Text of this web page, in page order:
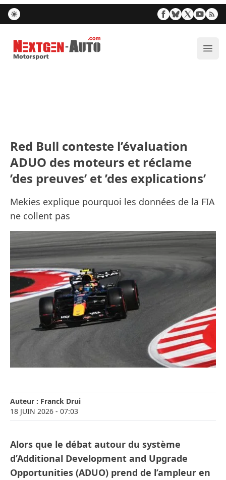
Nextgen-Auto.com
Red Bull conteste l’évaluation
ADUO des moteurs et réclame
’des preuves’ et ’des explications’
Mekies explique pourquoi les données de la FIA
ne collent pas
Auteur : Franck Drui
18 JUIN 2026 - 07:03
Alors que le débat autour du système
d’Additional Development and Upgrade
Opportunities (ADUO) prend de l’ampleur en